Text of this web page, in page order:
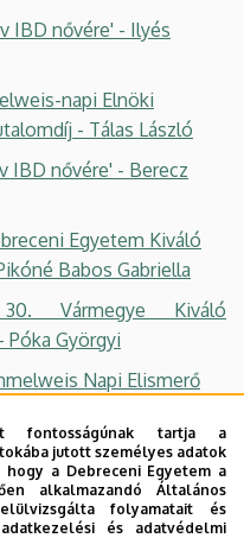
fontosságúnak tartja a
jutott személyes adatok
a Debreceni Egyetem a
alkalmazandó Általános
folyamatait és
és adatvédelmi
IBD nővére' - Ilyés
napi Elnöki
- Tálas László
IBD nővére' - Berecz
Egyetem Kiváló
Babos Gabriella
Vármegye Kiváló
Györgyi
Napi Elismerő
Elismerő Oklevél és
Egyetem Kiváló